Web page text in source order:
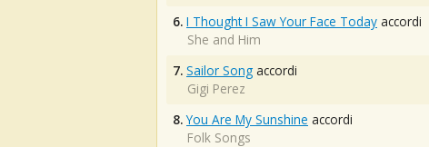
6. I Thought I Saw Your Face Today accordi
She and Him
7. Sailor Song accordi
Gigi Perez
8. You Are My Sunshine accordi
Folk Songs